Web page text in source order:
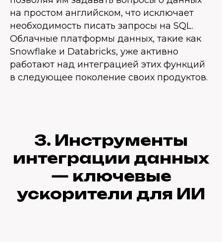
на простом английском, что исключает
необходимость писать запросы на SQL.
Облачные платформы данных, такие как
Snowflake и Databricks, уже активно
работают над интеграцией этих функций
в следующее поколение своих продуктов.
3. Инструменты
интеграции данных
— ключевые
ускорители для ИИ